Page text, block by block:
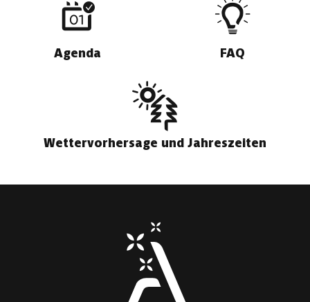
Agenda FAQ
Wettervorhersage und Jahreszeiten